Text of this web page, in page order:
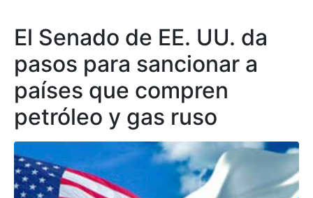
El Senado de EE. UU. da
pasos para sancionar a
países que compren
petróleo y gas ruso